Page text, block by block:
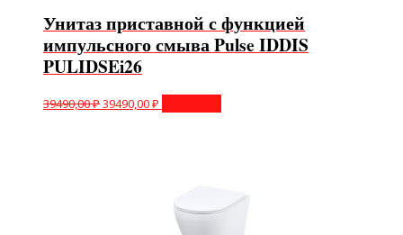
Унитаз приставной с функцией
импульсного смыва Pulse IDDIS
PULIDSEi26
39490,00₽39490,00₽